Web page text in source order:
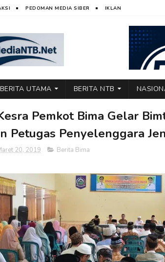
PEDOMAN MEDIA SIBER IKLAN
BERITA UTAMA BERITA NTB
Pemkot Bima Gelar
Petugas Penyelenggara
20, 2019 Berita Bima